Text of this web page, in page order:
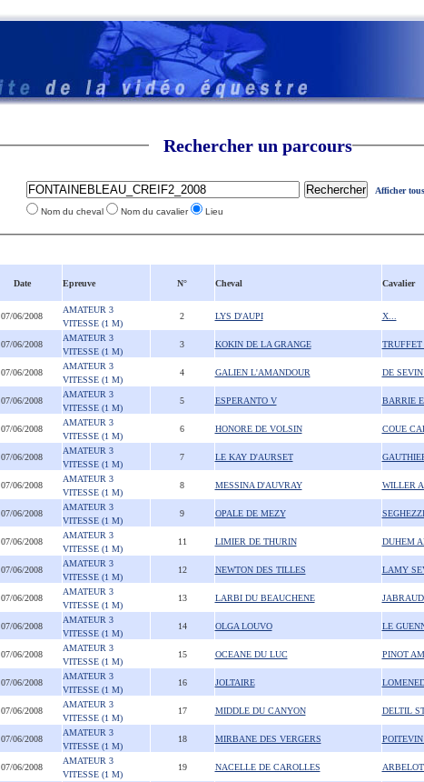
Rechercher un parcours
Afficher
Nom du cheval Nom du cavalier Lieu
Date Epreuve N° Cheval Cavalier
07/06/2008
AMATEUR 3
VITESSE (1 M)
2 LYS D'AUPI X...
07/06/2008
AMATEUR 3
VITESSE (1 M)
3 KOKIN DE LA GRANGE
07/06/2008
AMATEUR 3
VITESSE (1 M)
4 GALIEN L'AMANDOUR DE
07/06/2008
AMATEUR 3
VITESSE (1 M)
5 ESPERANTO V BARRIE
07/06/2008
AMATEUR 3
VITESSE (1 M)
6 HONORE DE VOLSIN COUE
07/06/2008
AMATEUR 3
VITESSE (1 M)
7 LE KAY D'AURSET
07/06/2008
AMATEUR 3
VITESSE (1 M)
8 MESSINA D'AUVRAY WILLER
07/06/2008
AMATEUR 3
VITESSE (1 M)
9 OPALE DE MEZY
07/06/2008
AMATEUR 3
VITESSE (1 M)
11 LIMIER DE THURIN DUHEM
07/06/2008
AMATEUR 3
VITESSE (1 M)
12 NEWTON DES TILLES LAMY
07/06/2008
AMATEUR 3
VITESSE (1 M)
13 LARBI DU BEAUCHENE
07/06/2008
AMATEUR 3
VITESSE (1 M)
14 OLGA LOUVO LE
07/06/2008
AMATEUR 3
VITESSE (1 M)
15 OCEANE DU LUC PINOT
07/06/2008
AMATEUR 3
VITESSE (1 M)
16 JOLTAIRE
07/06/2008
AMATEUR 3
VITESSE (1 M)
17 MIDDLE DU CANYON DELTIL
07/06/2008
AMATEUR 3
VITESSE (1 M)
18 MIRBANE DES VERGERS
07/06/2008
AMATEUR 3
VITESSE (1 M)
19 NACELLE DE CAROLLES